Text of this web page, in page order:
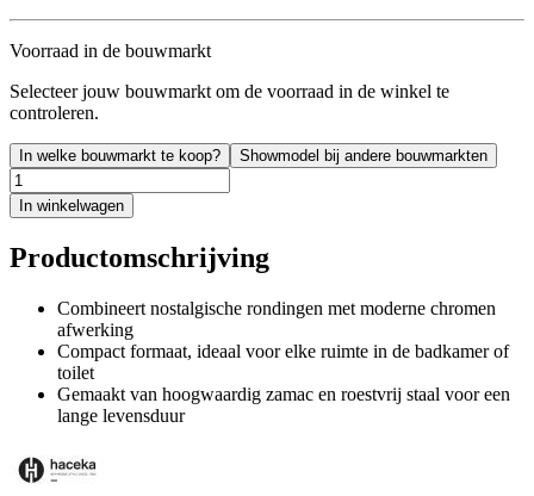
Voorraad in de bouwmarkt
Selecteer jouw bouwmarkt om de voorraad in de winkel te
controleren.
In welke bouwmarkt te koop? Showmodel bij andere bouwmarkten
In winkelwagen
Productomschrijving
Combineert nostalgische rondingen met moderne chromen
afwerking
Compact formaat, ideaal voor elke ruimte in de badkamer of
toilet
Gemaakt van hoogwaardig zamac en roestvrij staal voor een
lange levensduur